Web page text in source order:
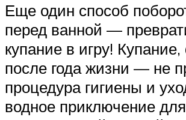
Еще один способ
перед ванной —
купание в игру!
после года жизни — не
процедура гигиены и
водное приключение